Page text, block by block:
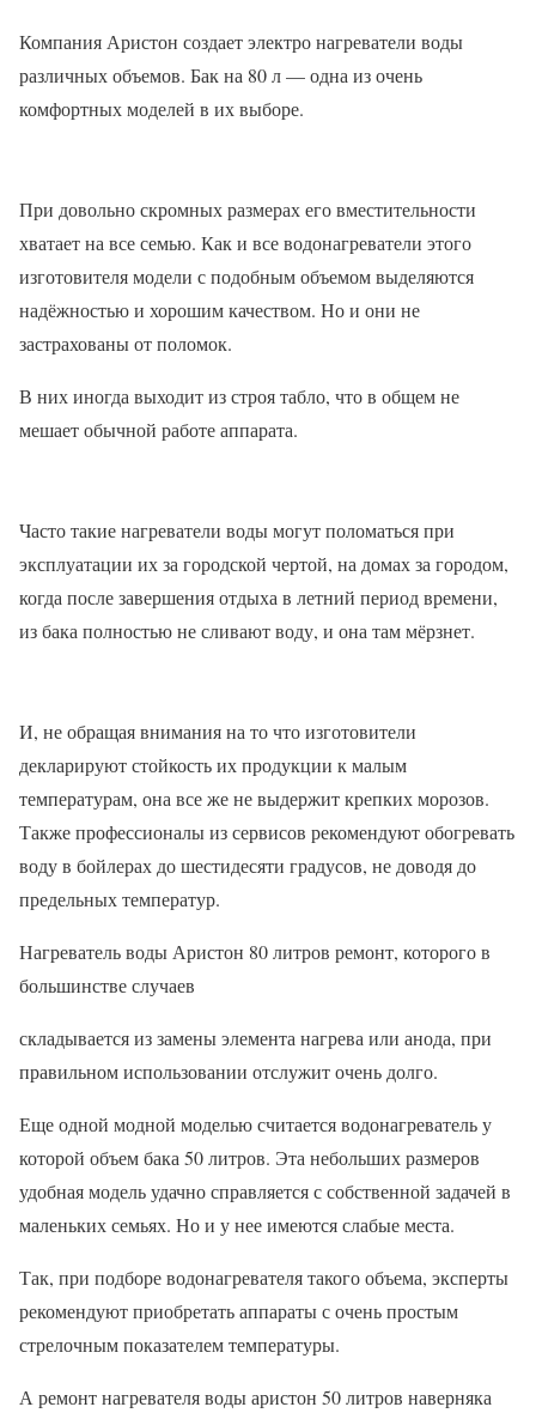
Компания Аристон создает электро нагреватели воды
различных объемов. Бак на 80 л — одна из очень
комфортных моделей в их выборе.
При довольно скромных размерах его вместительности
хватает на все семью. Как и все водонагреватели этого
изготовителя модели с подобным объемом выделяются
надёжностью и хорошим качеством. Но и они не
застрахованы от поломок.
В них иногда выходит из строя табло, что в общем не
мешает обычной работе аппарата.
Часто такие нагреватели воды могут поломаться при
эксплуатации их за городской чертой, на домах за городом,
когда после завершения отдыха в летний период времени,
из бака полностью не сливают воду, и она там мёрзнет.
И, не обращая внимания на то что изготовители
декларируют стойкость их продукции к малым
температурам, она все же не выдержит крепких морозов.
Также профессионалы из сервисов рекомендуют обогревать
воду в бойлерах до шестидесяти градусов, не доводя до
предельных температур.
Нагреватель воды Аристон 80 литров ремонт, которого в
большинстве случаев
складывается из замены элемента нагрева или анода, при
правильном использовании отслужит очень долго.
Еще одной модной моделью считается водонагреватель у
которой объем бака 50 литров. Эта небольших размеров
удобная модель удачно справляется с собственной задачей в
маленьких семьях. Но и у нее имеются слабые места.
Так, при подборе водонагревателя такого объема, эксперты
рекомендуют приобретать аппараты с очень простым
стрелочным показателем температуры.
А ремонт нагревателя воды аристон 50 литров наверняка